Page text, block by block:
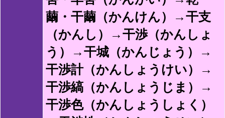
繭・干繭（かんけん）→干支
（かんし）→干渉（かんしょ
う）→干城（かんじょう）→
干渉計（かんしょうけい）→
干渉縞（かんしょうじま）→
干渉色（かんしょうしょく）